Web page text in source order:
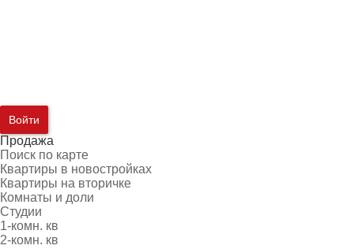
Войти
Продажа
Поиск по карте
Квартиры в новостройках
Квартиры на вторичке
Комнаты и доли
Студии
1-комн. кв
2-комн. кв